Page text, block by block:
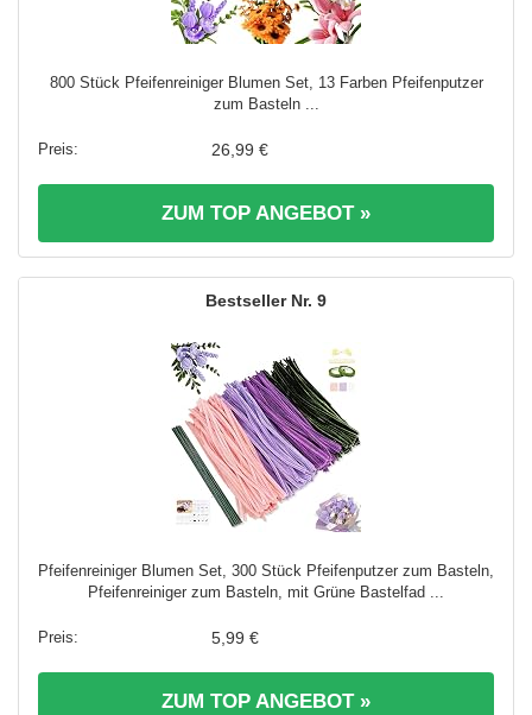
800 Stück Pfeifenreiniger Blumen Set, 13 Farben Pfeifenputzer
zum Basteln ...
26,99 €
ZUM TOP ANGEBOT »
9
Pfeifenreiniger Blumen Set, 300 Stück Pfeifenputzer zum Basteln,
Pfeifenreiniger zum Basteln, mit Grüne Bastelfad ...
5,99 €
ZUM TOP ANGEBOT »